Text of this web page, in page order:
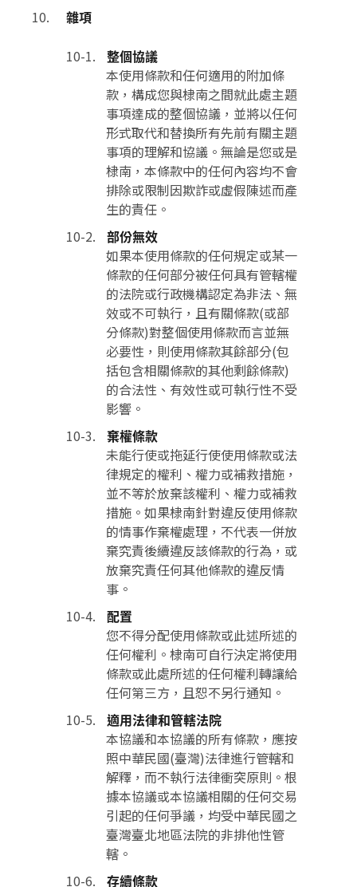
雜項
整個協議
本使用條款和任何適用的附加條
款，構成您與棣南之間就此處主題
事項達成的整個協議，並將以任何
形式取代和替換所有先前有關主題
事項的理解和協議。無論是您或是
棣南，本條款中的任何內容均不會
排除或限制因欺詐或虛假陳述而產
生的責任。
部份無效
如果本使用條款的任何規定或某一
條款的任何部分被任何具有管轄權
的法院或行政機構認定為非法、無
效或不可執行，且有關條款(或部
分條款)對整個使用條款而言並無
必要性，則使用條款其餘部分(包
括包含相關條款的其他剩餘條款)
的合法性、有效性或可執行性不受
影響。
棄權條款
未能行使或拖延行使使用條款或法
律規定的權利、權力或補救措施，
並不等於放棄該權利、權力或補救
措施。如果棣南針對違反使用條款
的情事作棄權處理，不代表一併放
棄究責後續違反該條款的行為，或
放棄究責任何其他條款的違反情
事。
配置
您不得分配使用條款或此述所述的
任何權利。棣南可自行決定將使用
條款或此處所述的任何權利轉讓給
任何第三方，且恕不另行通知。
適用法律和管轄法院
本協議和本協議的所有條款，應按
照中華民國(臺灣)法律進行管轄和
解釋，而不執行法律衝突原則。根
據本協議或本協議相關的任何交易
引起的任何爭議，均受中華民國之
臺灣臺北地區法院的非排他性管
轄。
存續條款